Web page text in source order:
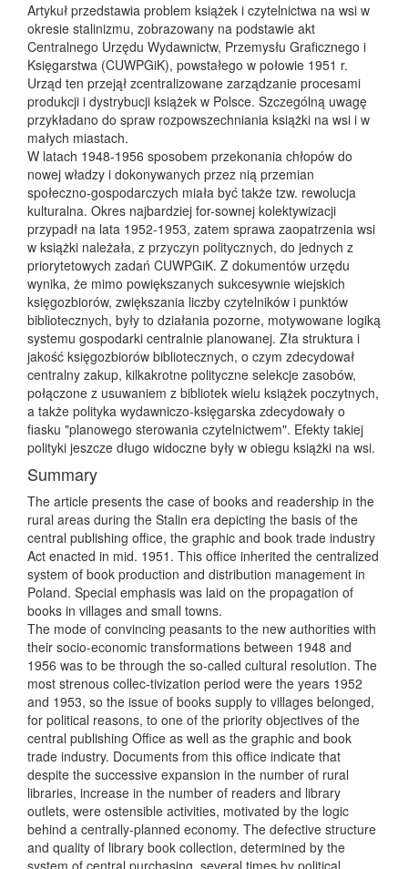
Artykuł przedstawia problem książek i czytelnictwa na wsi w
okresie stalinizmu, zobrazowany na podstawie akt
Centralnego Urzędu Wydawnictw, Przemysłu Graficznego i
Księgarstwa (CUWPGiK), powstałego w połowie 1951 r.
Urząd ten przejął zcentralizowane zarządzanie procesami
produkcji i dystrybucji książek w Polsce. Szczególną uwagę
przykładano do spraw rozpowszechniania książki na wsi i w
małych miastach.
W latach 1948-1956 sposobem przekonania chłopów do
nowej władzy i dokonywanych przez nią przemian
społeczno-gospodarczych miała być także tzw. rewolucja
kulturalna. Okres najbardziej for-sownej kolektywizacji
przypadł na lata 1952-1953, zatem sprawa zaopatrzenia wsi
w książki należała, z przyczyn politycznych, do jednych z
priorytetowych zadań CUWPGiK. Z dokumentów urzędu
wynika, że mimo powiększanych sukcesywnie wiejskich
księgozbiorów, zwiększania liczby czytelników i punktów
bibliotecznych, były to działania pozorne, motywowane logiką
systemu gospodarki centralnie planowanej. Zła struktura i
jakość księgozbiorów bibliotecznych, o czym zdecydował
centralny zakup, kilkakrotne polityczne selekcje zasobów,
połączone z usuwaniem z bibliotek wielu książek poczytnych,
a także polityka wydawniczo-księgarska zdecydowały o
fiasku "planowego sterowania czytelnictwem". Efekty takiej
polityki jeszcze długo widoczne były w obiegu książki na wsi.
Summary
The article presents the case of books and readership in the
rural areas during the Stalin era depicting the basis of the
central publishing office, the graphic and book trade industry
Act enacted in mid. 1951. This office inherited the centralized
system of book production and distribution management in
Poland. Special emphasis was laid on the propagation of
books in villages and small towns.
The mode of convincing peasants to the new authorities with
their socio-economic transformations between 1948 and
1956 was to be through the so-called cultural resolution. The
most strenous collec-tivization period were the years 1952
and 1953, so the issue of books supply to villages belonged,
for political reasons, to one of the priority objectives of the
central publishing Office as well as the graphic and book
trade industry. Documents from this office indicate that
despite the successive expansion in the number of rural
libraries, increase in the number of readers and library
outlets, were ostensible activities, motivated by the logic
behind a centrally-planned economy. The defective structure
and quality of library book collection, determined by the
system of central purchasing, several times by political